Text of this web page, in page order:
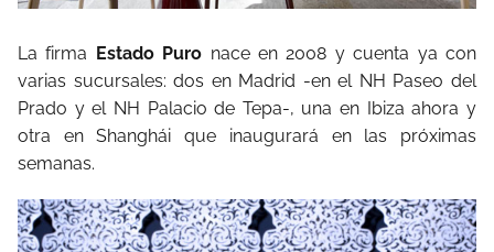
La firma Estado Puro nace en 2008 y cuenta ya con
varias sucursales: dos en Madrid -en el NH Paseo del
Prado y el NH Palacio de Tepa-, una en Ibiza ahora y
otra en Shanghái que inaugurará en las próximas
semanas.